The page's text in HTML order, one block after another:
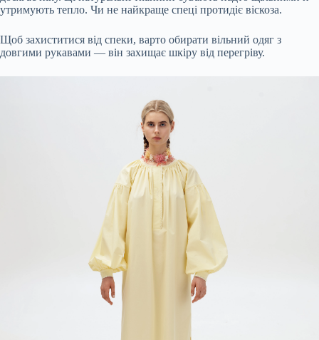
утримують тепло. Чи не найкраще спеці протидіє віскоза.
Щоб захиститися від спеки, варто обирати вільний одяг з
довгими рукавами — він захищає шкіру від перегріву.